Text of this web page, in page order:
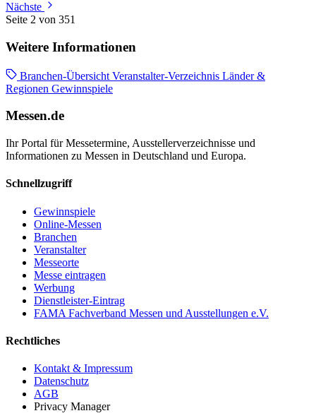
Nächste
Seite 2 von 351
Weitere Informationen
Branchen-Übersicht Veranstalter-Verzeichnis Länder &
Regionen Gewinnspiele
Messen.de
Ihr Portal für Messetermine, Ausstellerverzeichnisse und
Informationen zu Messen in Deutschland und Europa.
Schnellzugriff
Gewinnspiele
Online-Messen
Branchen
Veranstalter
Messeorte
Messe eintragen
Werbung
Dienstleister-Eintrag
FAMA Fachverband Messen und Ausstellungen e.V.
Rechtliches
Kontakt & Impressum
Datenschutz
AGB
Privacy Manager